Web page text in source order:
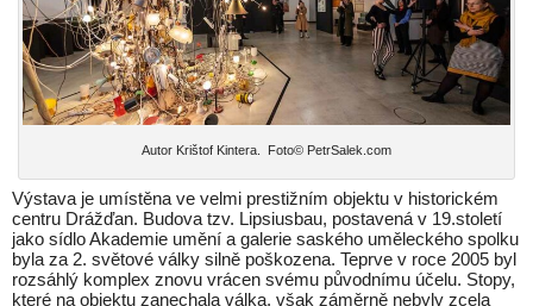
Autor Krištof Kintera. Foto© PetrSalek.com
Výstava je umístěna ve velmi prestižním objektu v historickém
centru Drážďan. Budova tzv. Lipsiusbau, postavená v 19.století
jako sídlo Akademie umění a galerie saského uměleckého spolku
byla za 2. světové války silně poškozena. Teprve v roce 2005 byl
rozsáhlý komplex znovu vrácen svému původnímu účelu. Stopy,
které na objektu zanechala válka, však záměrně nebyly zcela